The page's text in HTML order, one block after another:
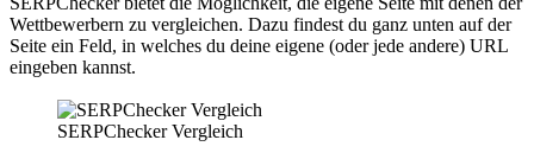
Wettbewerbern zu vergleichen. Dazu findest du ganz unten auf der
Seite ein Feld, in welches du deine eigene (oder jede andere) URL
eingeben kannst.
SERPChecker Vergleich